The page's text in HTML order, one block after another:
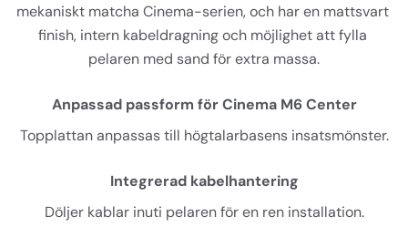
mekaniskt matcha Cinema-serien, och har en mattsvart
finish, intern kabeldragning och möjlighet att fylla
pelaren med sand för extra massa.
Anpassad passform för Cinema M6 Center
Topplattan anpassas till högtalarbasens insatsmönster.
Integrerad kabelhantering
Döljer kablar inuti pelaren för en ren installation.